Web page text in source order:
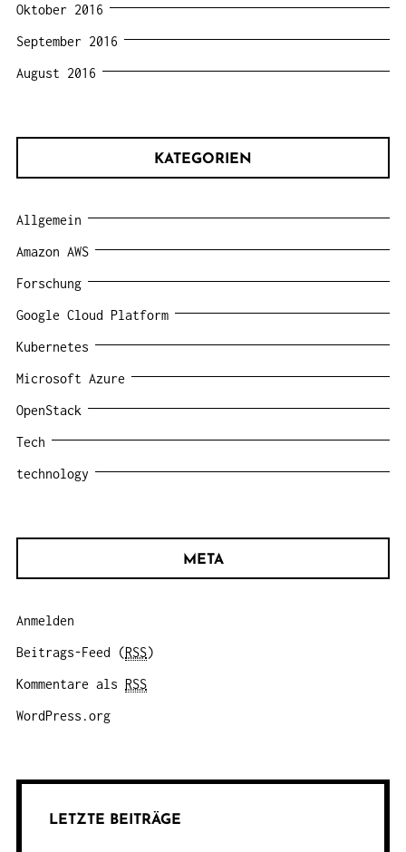
Oktober 2016
September 2016
August 2016
KATEGORIEN
Allgemein
Amazon AWS
Forschung
Google Cloud Platform
Kubernetes
Microsoft Azure
OpenStack
Tech
technology
META
Anmelden
Beitrags-Feed (RSS)
Kommentare als RSS
WordPress.org
LETZTE BEITRÄGE